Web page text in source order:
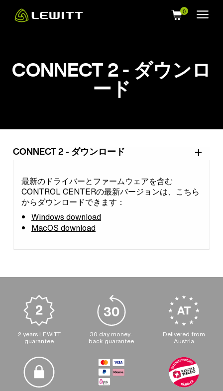
CONNECT 2 - ダウンロ
ード
CONNECT 2 - ダウンロード
最新のドライバーとファームウェアを含む
CONTROL CENTERの最新バージョンは、こちら
からダウンロードできます：
Windows download
MacOS download
2 years LEWITT
guarantee
30 day money-
back guarantee
Delivered from
Austria